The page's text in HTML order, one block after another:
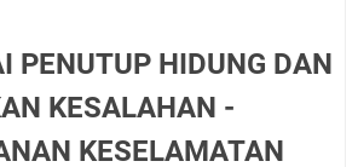
PENUTUP HIDUNG DAN
KESALAHAN -
KESELAMATAN